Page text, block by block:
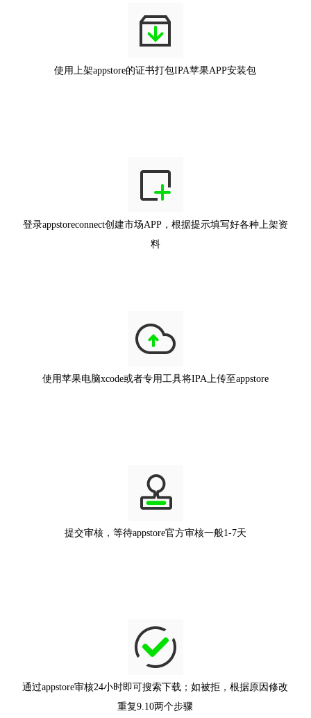
使用上架appstore的证书打包IPA苹果APP安装包
登录appstoreconnect创建市场APP，根据提示填写好各种上架资
料
使用苹果电脑xcode或者专用工具将IPA上传至appstore
提交审核，等待appstore官方审核一般1-7天
通过appstore审核24小时即可搜索下载；如被拒，根据原因修改
重复9.10两个步骤